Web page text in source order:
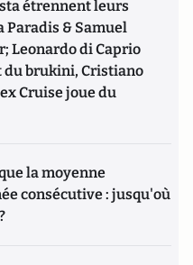
étrennent leurs
Paradis & Samuel
Leonardo di Caprio
du brukini, Cristiano
Cruise joue du
la moyenne
consécutive : jusqu'où